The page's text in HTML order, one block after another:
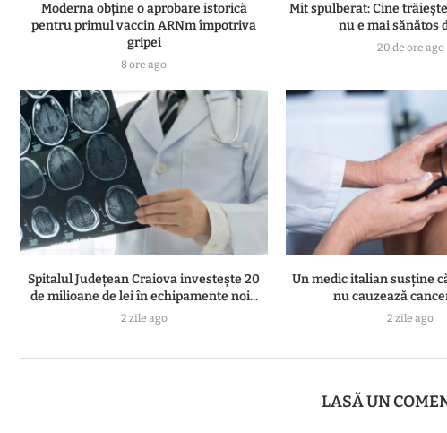
Moderna obține o aprobare istorică
pentru primul vaccin ARNm împotriva
gripei
8 ore ago
Mit spulberat: Cine
nu e mai sănătos
20 de ore ago
Spitalul Județean Craiova investește 20
de milioane de lei în echipamente noi...
2 zile ago
Un medic italian susține
nu cauzează
2 zile ago
LASĂ UN